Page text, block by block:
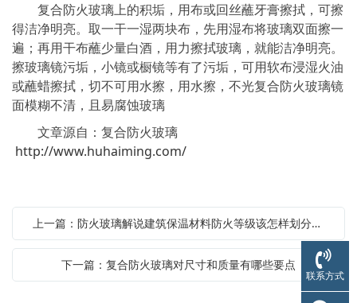
复合防火玻璃上的积垢，用布或回丝蘸牙膏擦拭，可擦
得洁净明亮。取一干一湿两块布，先用湿布将玻璃双面擦一
遍；再用干布蘸少量白酒，用力擦拭玻璃，就能洁净明亮。
擦玻璃镜污垢，小镜或橱镜等有了污垢，可用软布浸湿火油
或蘸蜡擦拭，切不可用水擦，用水擦，不光复合防火玻璃镜
面模糊不清，且易腐蚀玻璃
文章源自：复合防火玻璃
http://www.huhaiming.com/
上一篇：防火玻璃解说建筑保温材料防火等级该怎样划分较好
下一篇：复合防火玻璃对尺寸和质量有哪些要点
联系方式